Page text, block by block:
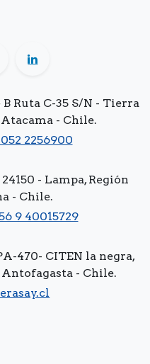
Ruta C-35 S/N - Tierra
- Chile.
2256900
- Lampa, Región
- Chile.
9 40015729
470- CITEN la negra,
- Chile.